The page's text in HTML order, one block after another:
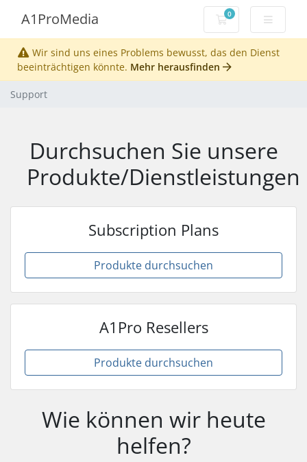
A1ProMedia 0
Mein Warenkorb
Wir sind uns eines Problems bewusst, das den Dienst
beeinträchtigen könnte. Mehr herausfinden
Support
Durchsuchen Sie unsere
Produkte/Dienstleistungen
Subscription Plans
Produkte durchsuchen
A1Pro Resellers
Produkte durchsuchen
Wie können wir heute
helfen?